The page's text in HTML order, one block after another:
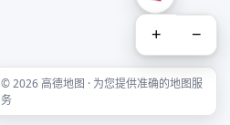
+ −
© 2026 高德地图 · 为您提供准确的地图服
务